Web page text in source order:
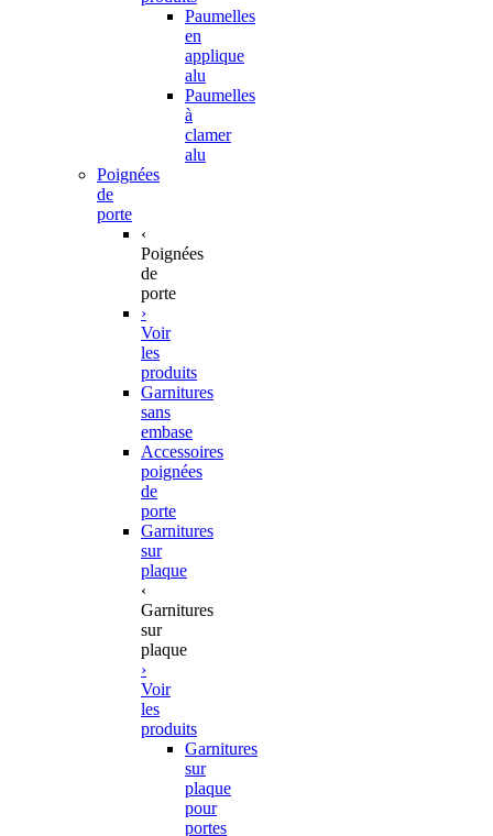
Paumelles
en
applique
alu
Paumelles
à
clamer
alu
Poignées
de
porte
‹
Poignées
de
porte
›
Voir
les
produits
Garnitures
sans
embase
Accessoires
poignées
de
porte
Garnitures
sur
plaque
‹
Garnitures
sur
plaque
›
Voir
les
produits
Garnitures
sur
plaque
pour
portes